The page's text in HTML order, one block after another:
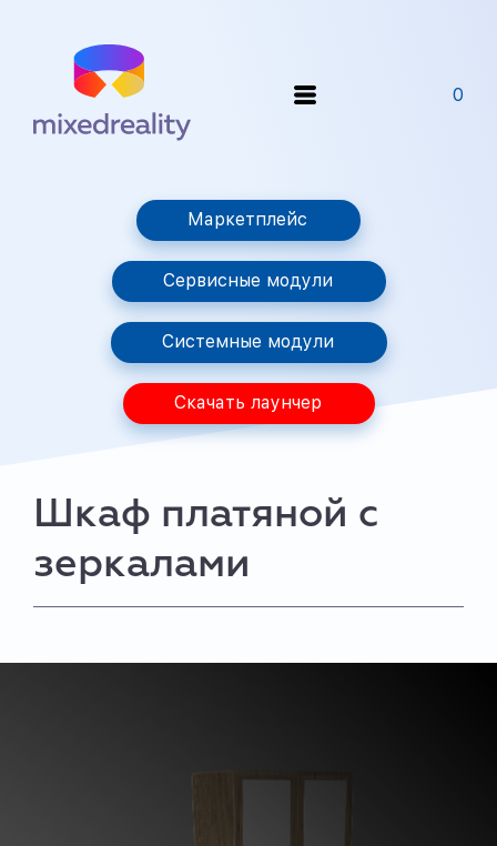
0
Маркетплейс
Сервисные модули
Системные модули
Скачать лаунчер
Шкаф платяной с
зеркалами